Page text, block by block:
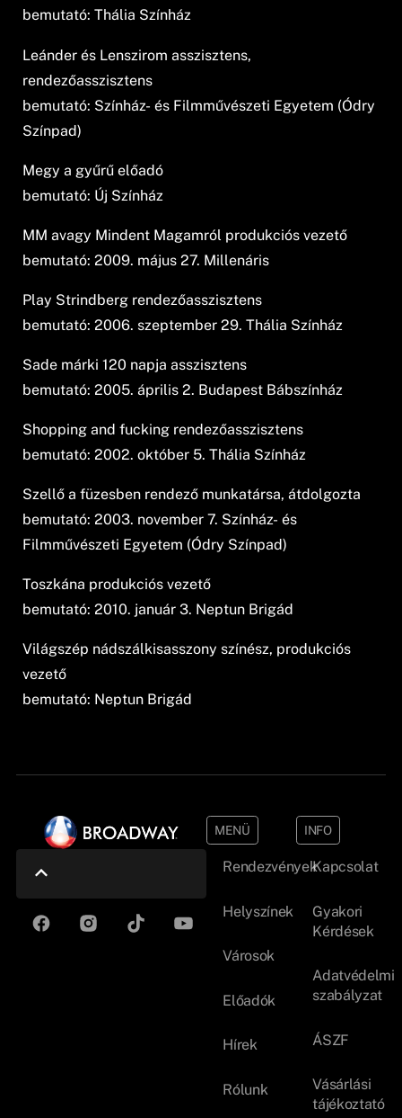
bemutató: Thália Színház
Leánder és Lenszirom asszisztens,
rendezőasszisztens
bemutató: Színház- és Filmművészeti Egyetem (Ódry
Színpad)
Megy a gyűrű előadó
bemutató: Új Színház
MM avagy Mindent Magamról produkciós vezető
bemutató: 2009. május 27. Millenáris
Play Strindberg rendezőasszisztens
bemutató: 2006. szeptember 29. Thália Színház
Sade márki 120 napja asszisztens
bemutató: 2005. április 2. Budapest Bábszínház
Shopping and fucking rendezőasszisztens
bemutató: 2002. október 5. Thália Színház
Szellő a füzesben rendező munkatársa, átdolgozta
bemutató: 2003. november 7. Színház- és
Filmművészeti Egyetem (Ódry Színpad)
Toszkána produkciós vezető
bemutató: 2010. január 3. Neptun Brigád
Világszép nádszálkisasszony színész, produkciós
vezető
bemutató: Neptun Brigád
MENÜ
Rendezvények
Helyszínek
Városok
Előadók
Hírek
Rólunk
INFO
Kapcsolat
Gyakori
Kérdések
Adatvédelmi
szabályzat
ÁSZF
Vásárlási
tájékoztató